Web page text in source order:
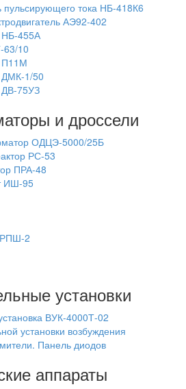
пульсирующего тока НБ-418К6
АЭ92-402
455А
63/10
П11М
ДМК-1/50
ДВ-75УЗ
и дроссели
ОДЦЭ-5000/25Б
РС-53
ПРА-48
ИШ-95
2
установки
ВУК-4000Т-02
установки возбуждения
Панель диодов
аппараты